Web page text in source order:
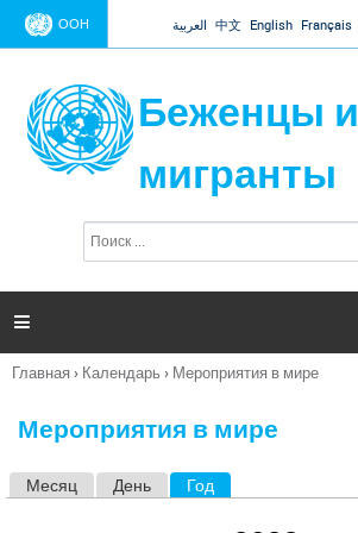
Jump to navigation
ООН العربية 中文 English Français
Беженцы и
мигранты
п
и

Вы
Главная › Календарь › Мероприятия в мире
Мероприятия в мире
Месяц День Год